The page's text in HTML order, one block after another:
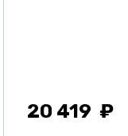
20 419